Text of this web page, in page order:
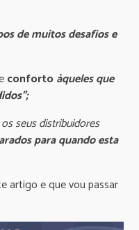
de muitos desafios e
conforto àqueles que
os seus distribuidores
para quando esta
artigo e que vou passar